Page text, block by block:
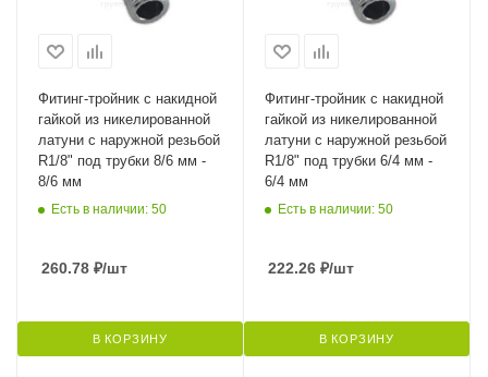
Фитинг-тройник с накидной
гайкой из никелированной
латуни с наружной резьбой
R1/8" под трубки 8/6 мм -
8/6 мм
Есть в наличии: 50
260.78 ₽/шт
В КОРЗИНУ
Фитинг-тройник с накидной
гайкой из никелированной
латуни с наружной резьбой
R1/8" под трубки 6/4 мм -
6/4 мм
Есть в наличии: 50
222.26 ₽/шт
В КОРЗИНУ